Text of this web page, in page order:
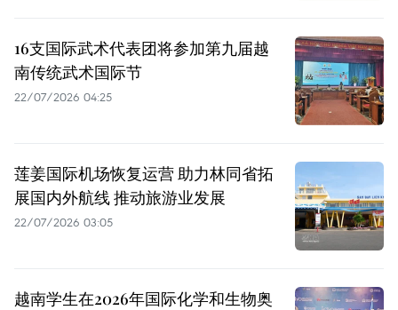
16支国际武术代表团将参加第九届越
南传统武术国际节
22/07/2026 04:25
莲姜国际机场恢复运营 助力林同省拓
展国内外航线 推动旅游业发展
22/07/2026 03:05
越南学生在2026年国际化学和生物奥